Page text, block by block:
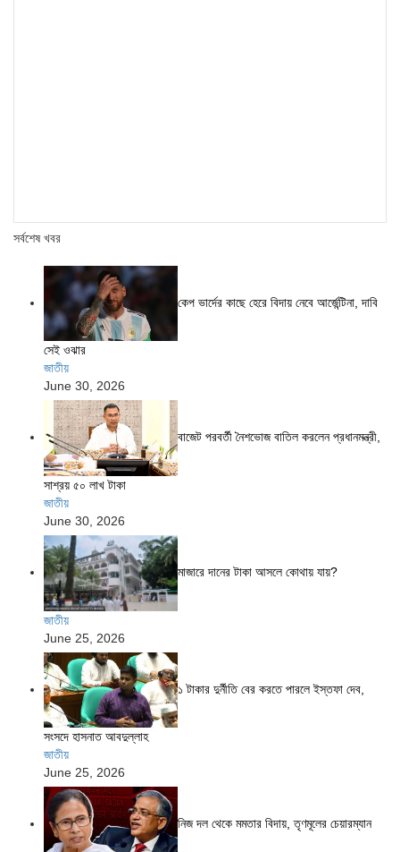
সর্বশেষ খবর
কেপ ভার্দের কাছে হেরে বিদায় নেবে আর্জেন্টিনা, দাবি
সেই ওঝার
জাতীয়
June 30, 2026
বাজেট পরবর্তী নৈশভোজ বাতিল করলেন প্রধানমন্ত্রী,
সাশ্রয় ৫০ লাখ টাকা
জাতীয়
June 30, 2026
মাজারে দানের টাকা আসলে কোথায় যায়?
জাতীয়
June 25, 2026
১ টাকার দুর্নীতি বের করতে পারলে ইস্তফা দেব,
সংসদে হাসনাত আবদুল্লাহ
জাতীয়
June 25, 2026
নিজ দল থেকে মমতার বিদায়, তৃণমূলের চেয়ারম্যান